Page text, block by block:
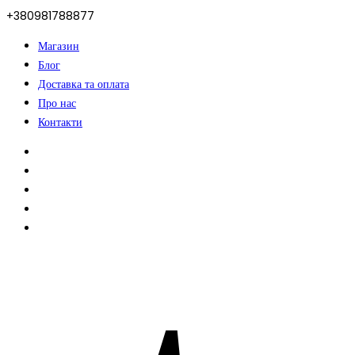
+380981788877
Магазин
Блог
Доставка та оплата
Про нас
Контакти